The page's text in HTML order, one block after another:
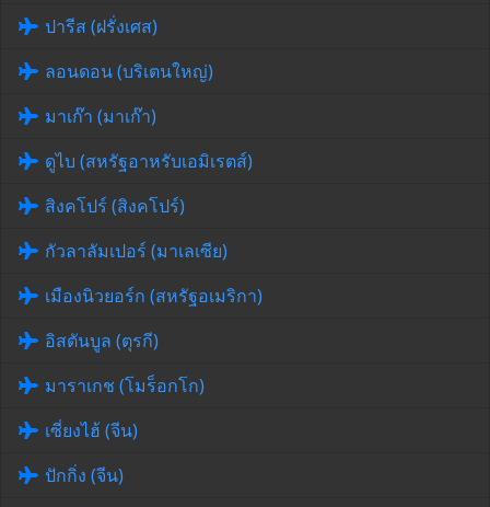
ปารีส (ฝรั่งเศส)
ลอนดอน (บริเตนใหญ่)
มาเก๊า (มาเก๊า)
ดูไบ (สหรัฐอาหรับเอมิเรตส์)
สิงคโปร์ (สิงคโปร์)
กัวลาลัมเปอร์ (มาเลเซีย)
เมืองนิวยอร์ก (สหรัฐอเมริกา)
อิสตันบูล (ตุรกี)
มาราเกช (โมร็อกโก)
เซี่ยงไฮ้ (จีน)
ปักกิ่ง (จีน)